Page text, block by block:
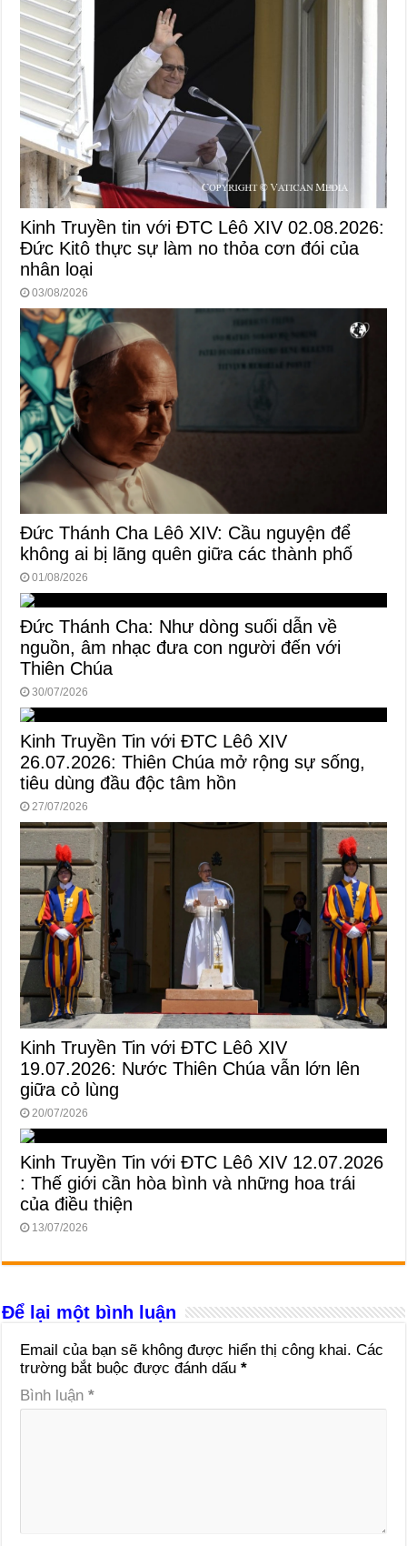
Kinh Truyền tin với ĐTC Lêô XIV 02.08.2026:
Đức Kitô thực sự làm no thỏa cơn đói của
nhân loại
03/08/2026
Đức Thánh Cha Lêô XIV: Cầu nguyện để
không ai bị lãng quên giữa các thành phố
01/08/2026
Đức Thánh Cha: Như dòng suối dẫn về
nguồn, âm nhạc đưa con người đến với
Thiên Chúa
30/07/2026
Kinh Truyền Tin với ĐTC Lêô XIV
26.07.2026: Thiên Chúa mở rộng sự sống,
tiêu dùng đầu độc tâm hồn
27/07/2026
Kinh Truyền Tin với ĐTC Lêô XIV
19.07.2026: Nước Thiên Chúa vẫn lớn lên
giữa cỏ lùng
20/07/2026
Kinh Truyền Tin với ĐTC Lêô XIV 12.07.2026
: Thế giới cần hòa bình và những hoa trái
của điều thiện
13/07/2026
Để lại một bình luận
Email của bạn sẽ không được hiển thị công khai. Các
trường bắt buộc được đánh dấu*
Bình luận*